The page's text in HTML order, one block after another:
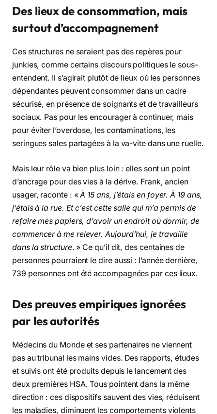
Des lieux de consommation, mais
surtout d’accompagnement
Ces structures ne seraient pas des repères pour
junkies, comme certains discours politiques le sous-
entendent. Il s’agirait plutôt de lieux où les personnes
dépendantes peuvent consommer dans un cadre
sécurisé, en présence de soignants et de travailleurs
sociaux. Pas pour les encourager à continuer, mais
pour éviter l’overdose, les contaminations, les
seringues sales partagées à la va-vite dans une ruelle.
Mais leur rôle va bien plus loin : elles sont un point
d’ancrage pour des vies à la dérive. Frank, ancien
usager, raconte : «À 15 ans, j’étais en foyer. À 19 ans,
j’étais à la rue. Et c’est cette salle qui m’a permis de
refaire mes papiers, d’avoir un endroit où dormir, de
commencer à me relever. Aujourd’hui, je travaille
dans la structure. » Ce qu’il dit, des centaines de
personnes pourraient le dire aussi : l’année dernière,
739 personnes ont été accompagnées par ces lieux.
Des preuves empiriques ignorées
par les autorités
Médecins du Monde et ses partenaires ne viennent
pas au tribunal les mains vides. Des rapports, études
et suivis ont été produits depuis le lancement des
deux premières HSA. Tous pointent dans la même
direction : ces dispositifs sauvent des vies, réduisent
les maladies, diminuent les comportements violents